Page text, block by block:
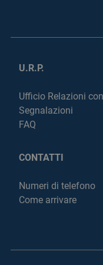
U.R.P.
Ufficio Relazioni
Segnalazioni
FAQ
CONTATTI
Numeri di telefono
Come arrivare